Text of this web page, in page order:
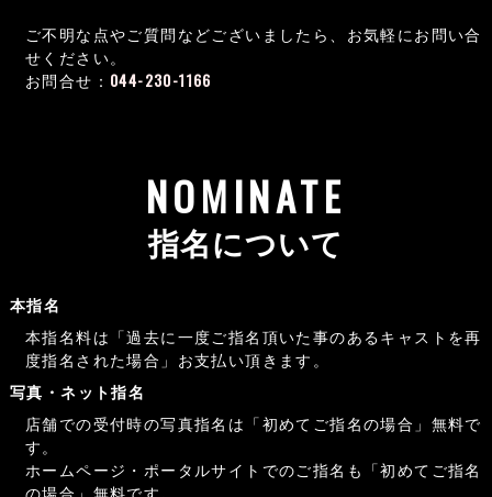
ご不明な点やご質問などございましたら、お気軽にお問い合
せください。
お問合せ： 044-230-1166
NOMINATE
指名について
本指名
本指名料は「過去に一度ご指名頂いた事のあるキャストを再
度指名された場合」お支払い頂きます。
写真・ネット指名
店舗での受付時の写真指名は「初めてご指名の場合」無料で
す。
ホームページ・ポータルサイトでのご指名も「初めてご指名
の場合」無料です。